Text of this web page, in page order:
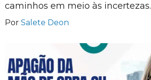
caminhos em meio às incertezas.
Por Salete Deon